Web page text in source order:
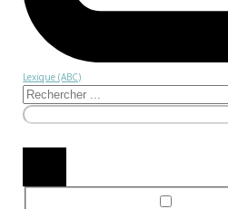
Lexique (ABC)